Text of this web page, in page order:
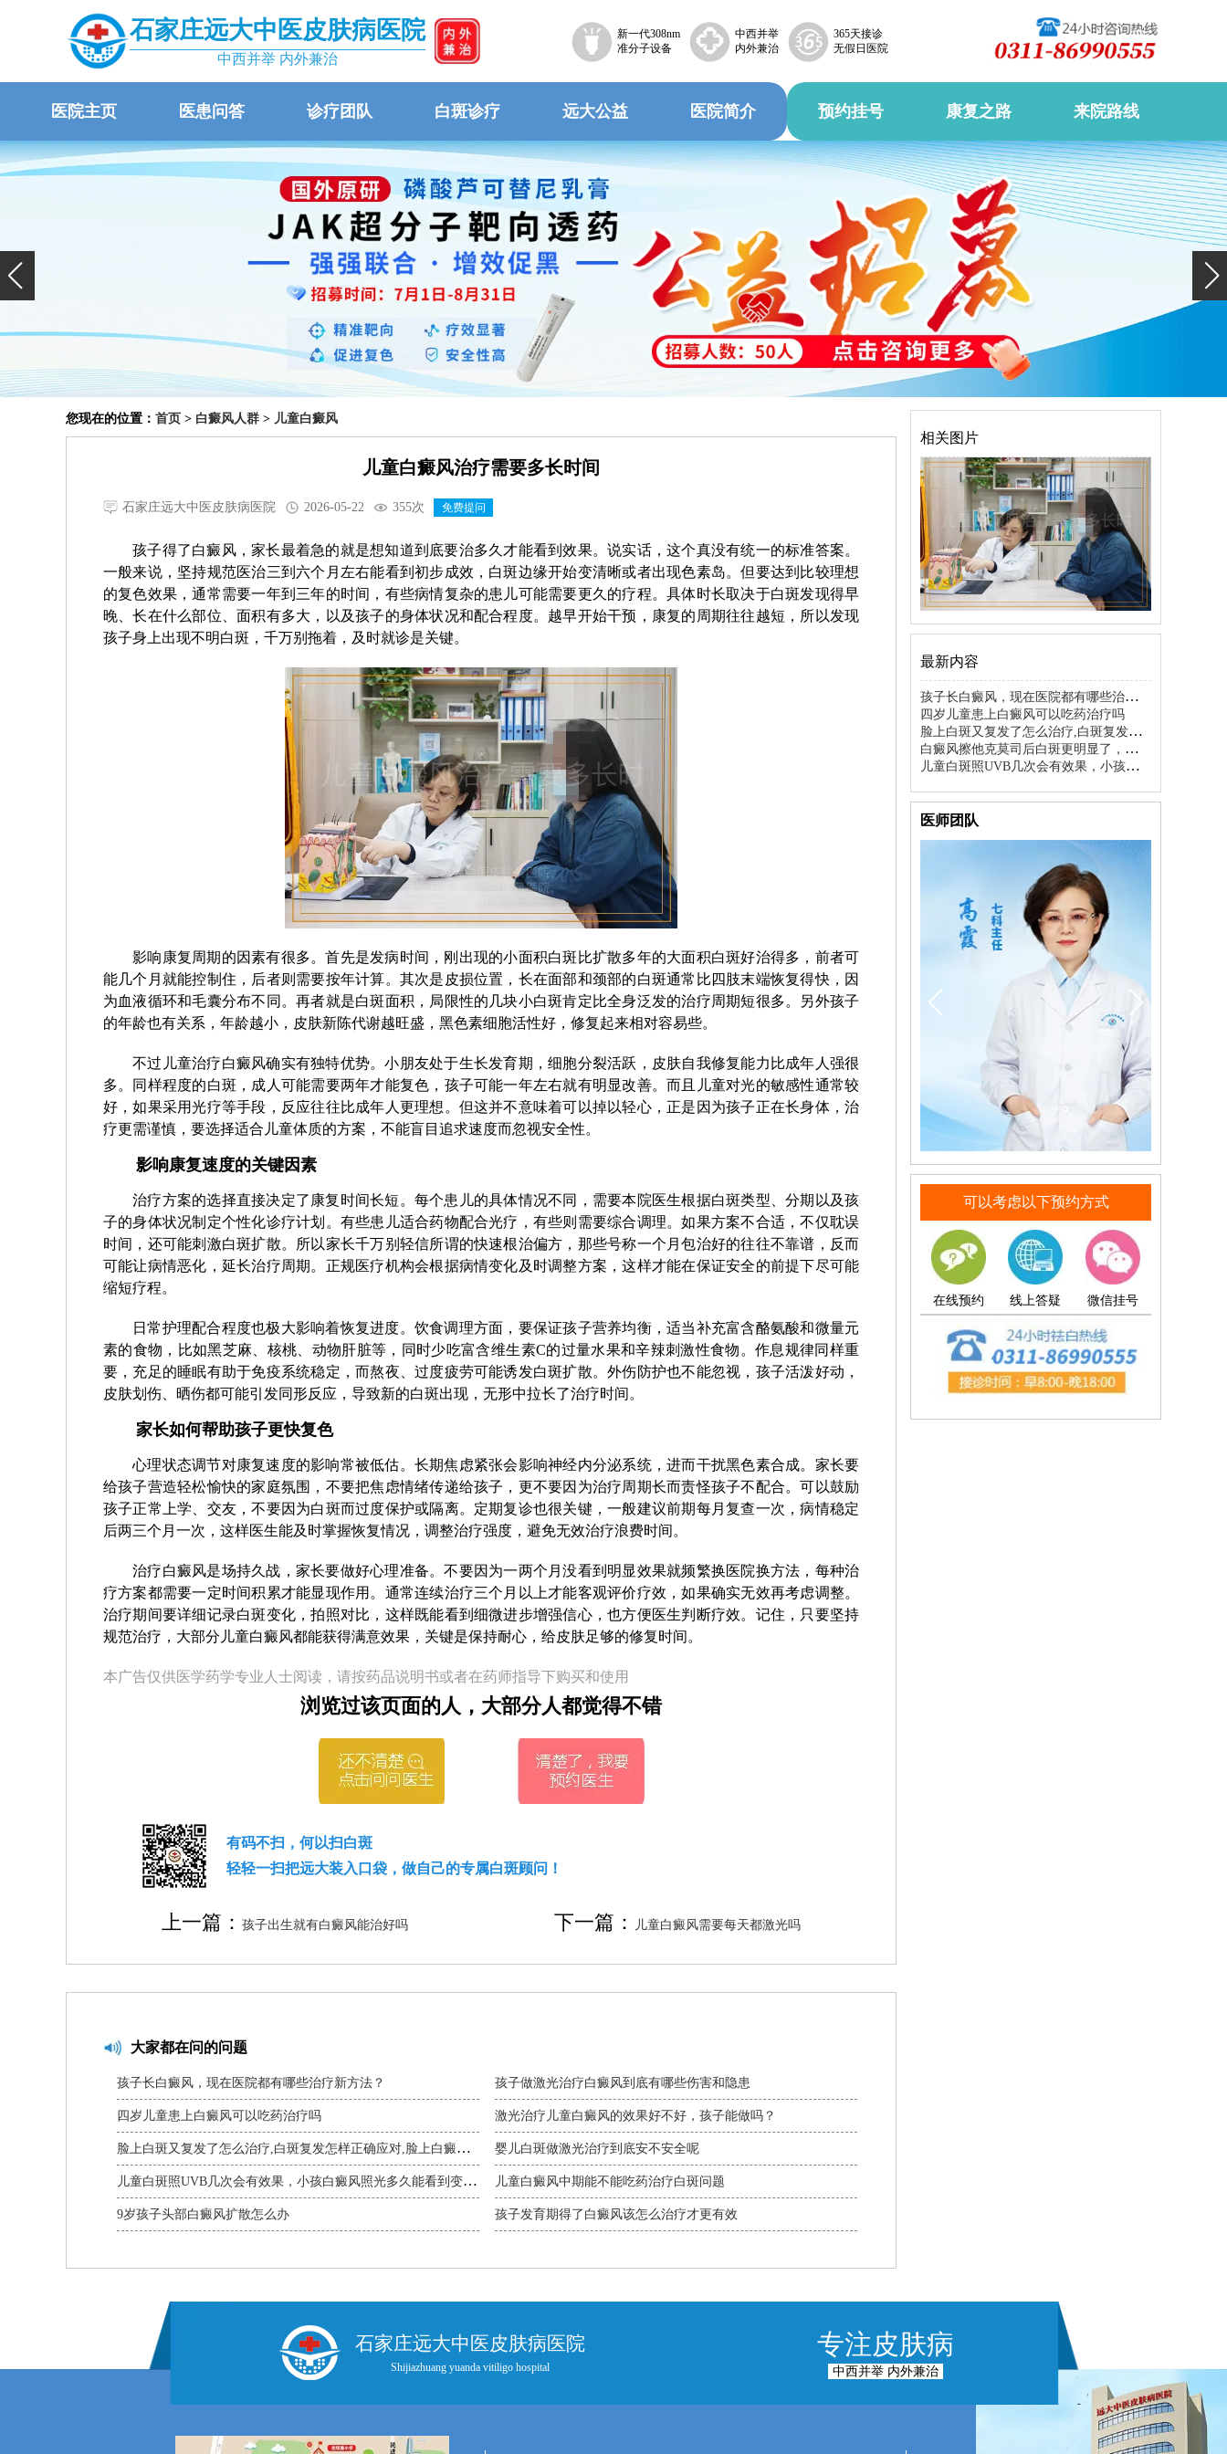
石家庄远大中医皮肤病医院
中西并举 内外兼治
新一代308nm
准分子设备
中西并举
内外兼治
365天接诊
无假日医院
医院主页 医患问答 诊疗团队 白斑诊疗 远大公益 医院简介 预约挂号 康复之路 来院路线
您现在的位置： 首页 > 白癜风人群 > 儿童白癜风
儿童白癜风治疗需要多长时间
石家庄远大中医皮肤病医院 2026-05-22 355次 免费提问
孩子得了白癜风，家长最着急的就是想知道到底要治多久才能看到效果。说实话，这个真没有统一的标准答案。
一般来说，坚持规范医治三到六个月左右能看到初步成效，白斑边缘开始变清晰或者出现色素岛。但要达到比较理想
的复色效果，通常需要一年到三年的时间，有些病情复杂的患儿可能需要更久的疗程。具体时长取决于白斑发现得早
晚、长在什么部位、面积有多大，以及孩子的身体状况和配合程度。越早开始干预，康复的周期往往越短，所以发现
孩子身上出现不明白斑，千万别拖着，及时就诊是关键。
影响康复周期的因素有很多。首先是发病时间，刚出现的小面积白斑比扩散多年的大面积白斑好治得多，前者可
能几个月就能控制住，后者则需要按年计算。其次是皮损位置，长在面部和颈部的白斑通常比四肢末端恢复得快，因
为血液循环和毛囊分布不同。再者就是白斑面积，局限性的几块小白斑肯定比全身泛发的治疗周期短很多。另外孩子
的年龄也有关系，年龄越小，皮肤新陈代谢越旺盛，黑色素细胞活性好，修复起来相对容易些。
不过儿童治疗白癜风确实有独特优势。小朋友处于生长发育期，细胞分裂活跃，皮肤自我修复能力比成年人强很
多。同样程度的白斑，成人可能需要两年才能复色，孩子可能一年左右就有明显改善。而且儿童对光的敏感性通常较
好，如果采用光疗等手段，反应往往比成年人更理想。但这并不意味着可以掉以轻心，正是因为孩子正在长身体，治
疗更需谨慎，要选择适合儿童体质的方案，不能盲目追求速度而忽视安全性。
影响康复速度的关键因素
治疗方案的选择直接决定了康复时间长短。每个患儿的具体情况不同，需要本院医生根据白斑类型、分期以及孩
子的身体状况制定个性化诊疗计划。有些患儿适合药物配合光疗，有些则需要综合调理。如果方案不合适，不仅耽误
时间，还可能刺激白斑扩散。所以家长千万别轻信所谓的快速根治偏方，那些号称一个月包治好的往往不靠谱，反而
可能让病情恶化，延长治疗周期。正规医疗机构会根据病情变化及时调整方案，这样才能在保证安全的前提下尽可能
缩短疗程。
日常护理配合程度也极大影响着恢复进度。饮食调理方面，要保证孩子营养均衡，适当补充富含酪氨酸和微量元
素的食物，比如黑芝麻、核桃、动物肝脏等，同时少吃富含维生素C的过量水果和辛辣刺激性食物。作息规律同样重
要，充足的睡眠有助于免疫系统稳定，而熬夜、过度疲劳可能诱发白斑扩散。外伤防护也不能忽视，孩子活泼好动，
皮肤划伤、晒伤都可能引发同形反应，导致新的白斑出现，无形中拉长了治疗时间。
家长如何帮助孩子更快复色
心理状态调节对康复速度的影响常被低估。长期焦虑紧张会影响神经内分泌系统，进而干扰黑色素合成。家长要
给孩子营造轻松愉快的家庭氛围，不要把焦虑情绪传递给孩子，更不要因为治疗周期长而责怪孩子不配合。可以鼓励
孩子正常上学、交友，不要因为白斑而过度保护或隔离。定期复诊也很关键，一般建议前期每月复查一次，病情稳定
后两三个月一次，这样医生能及时掌握恢复情况，调整治疗强度，避免无效治疗浪费时间。
治疗白癜风是场持久战，家长要做好心理准备。不要因为一两个月没看到明显效果就频繁换医院换方法，每种治
疗方案都需要一定时间积累才能显现作用。通常连续治疗三个月以上才能客观评价疗效，如果确实无效再考虑调整。
治疗期间要详细记录白斑变化，拍照对比，这样既能看到细微进步增强信心，也方便医生判断疗效。记住，只要坚持
规范治疗，大部分儿童白癜风都能获得满意效果，关键是保持耐心，给皮肤足够的修复时间。
本广告仅供医学药学专业人士阅读，请按药品说明书或者在药师指导下购买和使用
浏览过该页面的人，大部分人都觉得不错
有码不扫，何以扫白斑
轻轻一扫把远大装入口袋，做自己的专属白斑顾问！
上一篇： 孩子出生就有白癜风能治好吗 下一篇： 儿童白癜风需要每天都激光吗
大家都在问的问题
孩子长白癜风，现在医院都有哪些治疗新方法？
四岁儿童患上白癜风可以吃药治疗吗
脸上白斑又复发了怎么治疗,白斑复发怎样正确应对,脸上白癜风
复发处理方式
儿童白斑照UVB几次会有效果，小孩白癜风照光多久能看到变
化，儿童白癜风照UVB光治疗后几次显效
9岁孩子头部白癜风扩散怎么办
孩子做激光治疗白癜风到底有哪些伤害和隐患
激光治疗儿童白癜风的效果好不好，孩子能做吗？
婴儿白斑做激光治疗到底安不安全呢
儿童白癜风中期能不能吃药治疗白斑问题
孩子发育期得了白癜风该怎么治疗才更有效
相关图片
最新内容
孩子长白癜风，现在医院都有哪些治疗新
方法？
四岁儿童患上白癜风可以吃药治疗吗
脸上白斑又复发了怎么治疗,白斑复发怎
样正确应对,脸上白癜风复发处理方式
白癜风擦他克莫司后白斑更明显了，要不
要停用
儿童白斑照UVB几次会有效果，小孩白癜
UVB光治疗后几次显效
医师团队
可以考虑以下预约方式
在线预约 线上答疑 微信挂号
石家庄远大中医皮肤病医院
Shijiazhuang yuanda vitiligo hospital
专注皮肤病
中西并举 内外兼治